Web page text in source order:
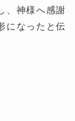
、神様へ感謝
になったと伝